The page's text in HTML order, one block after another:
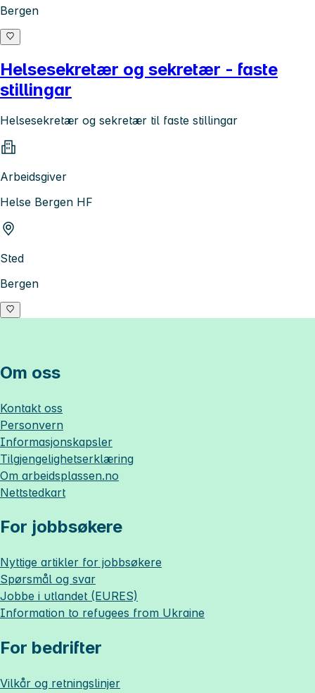
Bergen
Helsesekretær og sekretær - faste
stillingar
Helsesekretær og sekretær til faste stillingar
Arbeidsgiver
Helse Bergen HF
Sted
Bergen
Om oss
Kontakt oss
Personvern
Informasjonskapsler
Tilgjengelighetserklæring
Om arbeidsplassen.no
Nettstedkart
For jobbsøkere
Nyttige artikler for jobbsøkere
Spørsmål og svar
Jobbe i utlandet (EURES)
Information to refugees from Ukraine
For bedrifter
Vilkår og retningslinjer